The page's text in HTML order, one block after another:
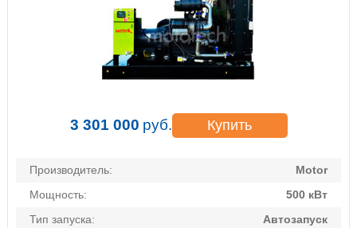
3 301 000 руб. Купить
Производитель:
Motor
Мощность:
500 кВт
Тип запуска:
Автозапуск